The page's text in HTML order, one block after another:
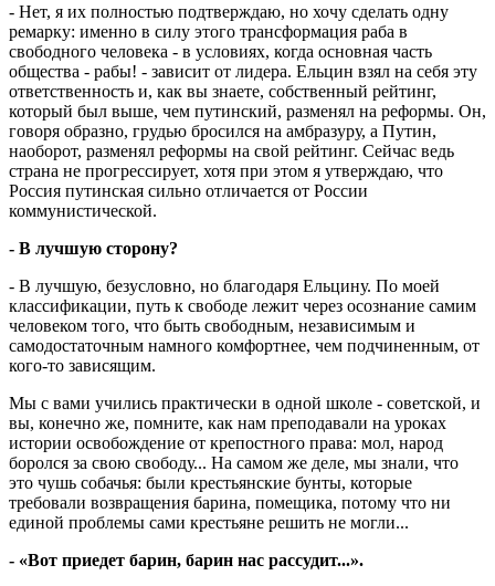
- Нет, я их полностью подтверждаю, но хочу сделать одну
ремарку: именно в силу этого трансформация раба в
свободного человека - в условиях, когда основная часть
общества - рабы! - зависит от лидера. Ельцин взял на себя эту
ответственность и, как вы знаете, собственный рейтинг,
который был выше, чем путинский, разменял на реформы. Он,
говоря образно, грудью бросился на амбразуру, а Путин,
наоборот, разменял реформы на свой рейтинг. Сейчас ведь
страна не прогрессирует, хотя при этом я утверждаю, что
Россия путинская сильно отличается от России
коммунистической.
- В лучшую сторону?
- В лучшую, безусловно, но благодаря Ельцину. По моей
классификации, путь к свободе лежит через осознание самим
человеком того, что быть свободным, независимым и
самодостаточным намного комфортнее, чем подчиненным, от
кого-то зависящим.
Мы с вами учились практически в одной школе - советской, и
вы, конечно же, помните, как нам преподавали на уроках
истории освобождение от крепостного права: мол, народ
боролся за свою свободу... На самом же деле, мы знали, что
это чушь собачья: были крестьянские бунты, которые
требовали возвращения барина, помещика, потому что ни
единой проблемы сами крестьяне решить не могли...
- «Вот приедет барин, барин нас рассудит...».